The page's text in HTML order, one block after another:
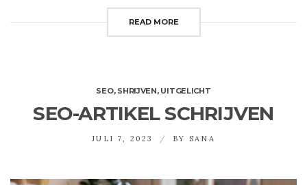
READ MORE
SEO, SHRIJVEN, UITGELICHT
SEO-ARTIKEL SCHRIJVEN
JULI 7, 2023 BY SANA